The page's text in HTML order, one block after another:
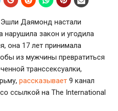
Даямонд настали
нарушила закон и угодила
она 17 лет принимала
из мужчины превратиться
транссексуалки,
рассказывает 9 канал
ссылкой на The International